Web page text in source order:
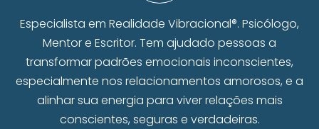
Especialista em Realidade Vibracional®. Psicólogo,
Mentor e Escritor. Tem ajudado pessoas a
transformar padrões emocionais inconscientes,
especialmente nos relacionamentos amorosos, e a
alinhar sua energia para viver relações mais
conscientes, seguras e verdadeiras.